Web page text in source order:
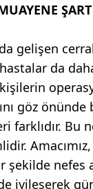
ŞART
gelişen
da
göz önünde
farklıdır. Bu
şekilde
iyileşerek